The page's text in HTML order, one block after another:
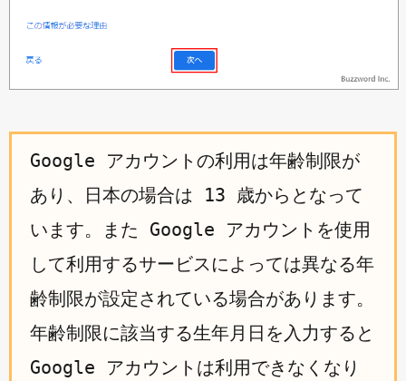
Google アカウントの利用は年齢制限が
あり、日本の場合は 13 歳からとなって
います。また Google アカウントを使用
して利用するサービスによっては異なる年
齢制限が設定されている場合があります。
年齢制限に該当する生年月日を入力すると
Google アカウントは利用できなくなり